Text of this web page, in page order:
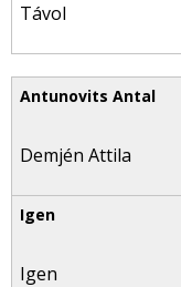
Távol
Demjén Attila
Igen